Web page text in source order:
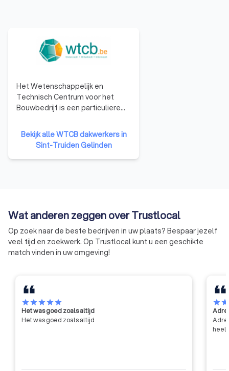
Het Wetenschappelijk en
Technisch Centrum voor het
Bouwbedrijf is een particuliere
in 1960 om het toegepaste
onderzoek in de industrie te
bevorderen en zo het
concurrentievermogen te
verlenen van technische
voorlichting, bijstand en advies
aan zijn leden, en het bijdragen
tot de algemene innovatie en
ontwikkeling in de bouwsector,
van de industrie en de overheid.
Bekijk alle WTCB dakwerkers in
Sint-Truiden Gelinden
Wat anderen zeggen over Trustlocal
Op zoek naar de beste bedrijven in uw plaats? Bespaar jezelf
veel tijd en zoekwerk. Op Trustlocal kunt u een geschikte
match vinden in uw omgeving!
starstarstarstarstar
Het was goed zoals altijd
Het was goed zoals altijd
starstar
heel